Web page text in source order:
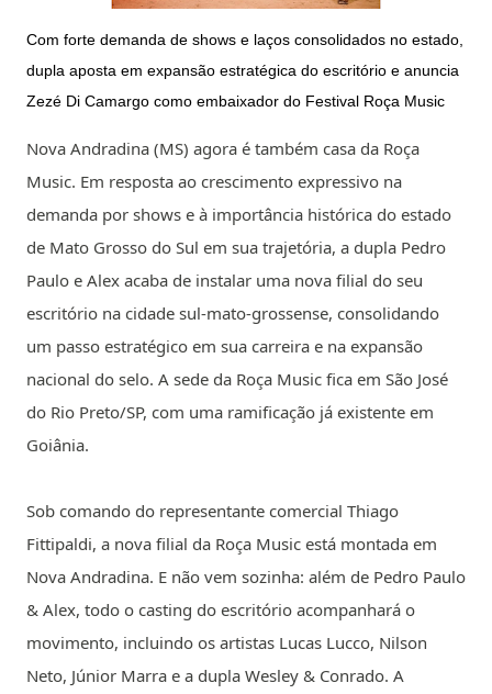
Com forte demanda de shows e laços consolidados no estado,
dupla aposta em expansão estratégica do escritório e anuncia
Zezé Di Camargo como embaixador do Festival Roça Music
Nova Andradina (MS) agora é também casa da Roça
Music. Em resposta ao crescimento expressivo na
demanda por shows e à importância histórica do estado
de Mato Grosso do Sul em sua trajetória, a dupla Pedro
Paulo e Alex acaba de instalar uma nova filial do seu
escritório na cidade sul-mato-grossense, consolidando
um passo estratégico em sua carreira e na expansão
nacional do selo. A sede da Roça Music fica em São José
do Rio Preto/SP, com uma ramificação já existente em
Goiânia.
Sob comando do representante comercial Thiago
Fittipaldi, a nova filial da Roça Music está montada em
Nova Andradina. E não vem sozinha: além de Pedro Paulo
& Alex, todo o casting do escritório acompanhará o
movimento, incluindo os artistas Lucas Lucco, Nilson
Neto, Júnior Marra e a dupla Wesley & Conrado. A